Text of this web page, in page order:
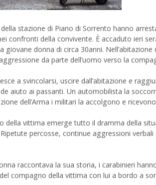
della stazione di Piano di Sorrento hanno
confronti della convivente. È accaduto ieri
giovane donna di circa 30anni.
da parte dell’uomo verso la
a svincolarsi, uscire dall’abitazione e
aiuto ai passanti. Un automobilista la
dell’Arma i militari la accolgono e
della vittima emerge tutto il dramma della
percosse, continue aggressioni
raccontava la sua storia, i carabinieri
compagno della vittima con lui a bordo a